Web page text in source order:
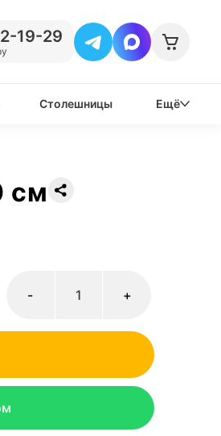
19-29
Столешницы Ещё
см
+
-